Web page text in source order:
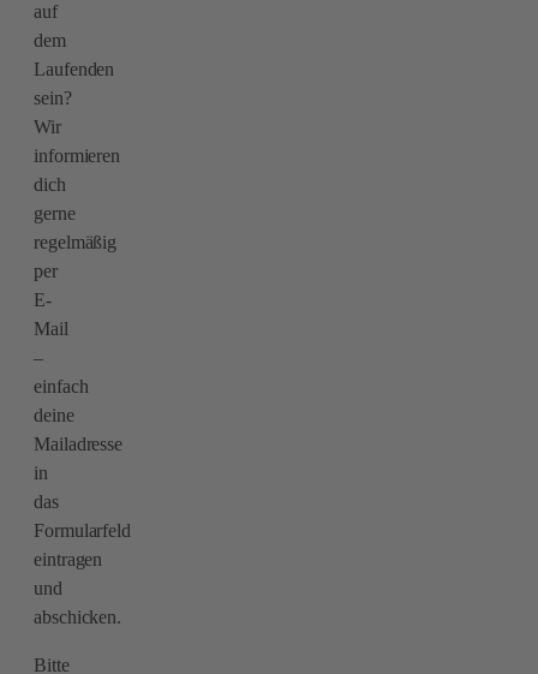
auf
dem
Laufenden
sein?
Wir
informieren
dich
gerne
regelmäßig
per
E-
Mail
–
einfach
deine
Mailadresse
in
das
Formularfeld
eintragen
und
abschicken.
Bitte